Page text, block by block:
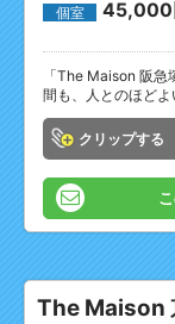
個室 45,000
「The Maison 阪
間も、人とのほど
クリップ
The Maison